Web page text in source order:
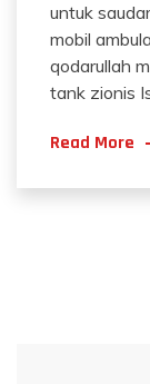
untuk
mobil
qodarullah
tank zionis
Read More